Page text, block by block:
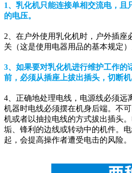
1、乳化机只能连接单相交流电，且
的电压。
2、在户外使用乳化机时，户外插座
关（这是使用电器用品的基本规定）
3、如果要对乳化机进行维护工作的
前，必须从插座上拔出插头，切断机
4、正确地处理电线，电源线必须远
机器时电线必须摆在机身后端。不
机或者以抽拉电线的方式拔出插头
垢、锋利的边线或转动中的机件。
起，会提高操作者遭受电击的风险。